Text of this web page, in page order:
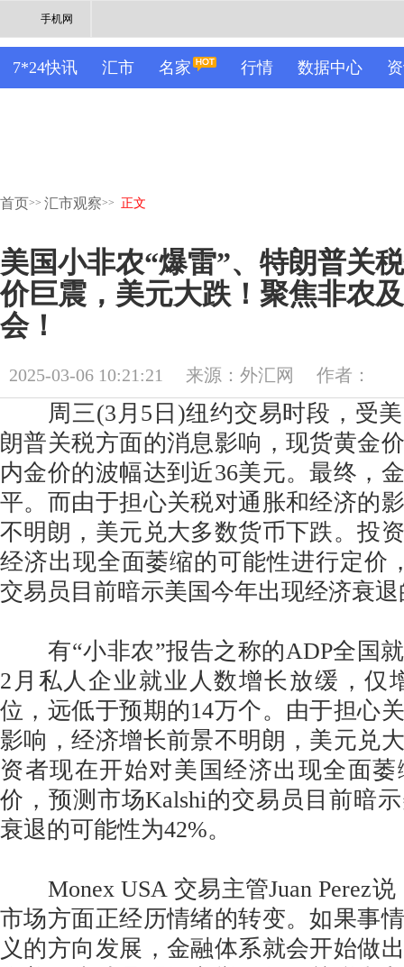
手机网
7*24快讯 汇市 名家 行情 数据中心
首页>> 汇市观察>> 正文
美国小非农“爆雷”、特朗普关
价巨震，美元大跌！聚焦非农
会！
2025-03-06 10:21:21 来源：外汇网 作者：
周三(3月5日)纽约交易时段，受美
朗普关税方面的消息影响，现货黄金
内金价的波幅达到近36美元。最终，
平。而由于担心关税对通胀和经济的
不明朗，美元兑大多数货币下跌。投
经济出现全面萎缩的可能性进行定价
交易员目前暗示美国今年出现经济衰
有“小非农”报告之称的ADP全国就
2月私人企业就业人数增长放缓，仅
位，远低于预期的14万个。由于担心
影响，经济增长前景不明朗，美元兑
资者现在开始对美国经济出现全面
价，预测市场Kalshi的交易员目前暗
衰退的可能性为42%。
Monex USA 交易主管Juan Perez说
市场方面正经历情绪的转变。如果事
义的方向发展，金融体系就会开始做